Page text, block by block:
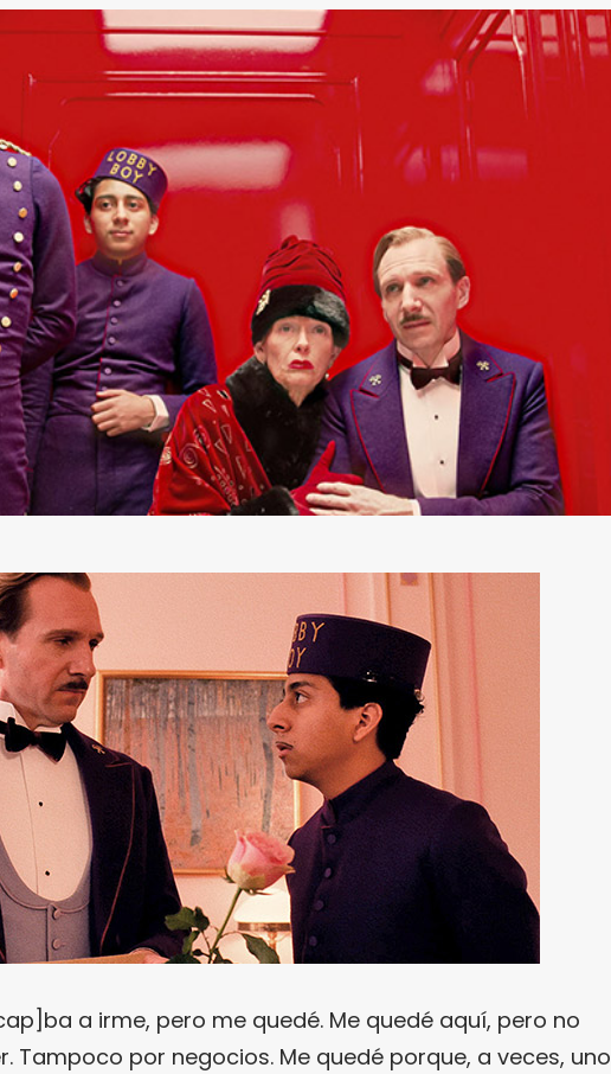
a irme, pero me quedé. Me quedé aquí, pero no
Tampoco por negocios. Me quedé porque, a veces, uno